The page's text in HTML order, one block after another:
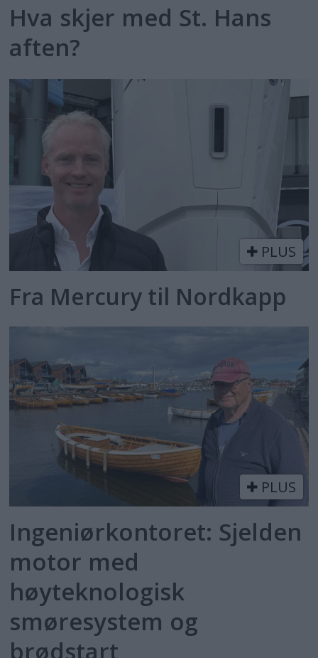
Hva skjer med St. Hans
aften?
PLUS
Fra Mercury til Nordkapp
PLUS
Ingeniørkontoret: Sjelden
motor med
høyteknologisk
smøresystem og
brødstart